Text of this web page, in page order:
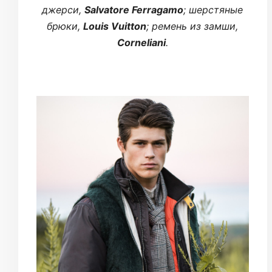
джерси,Salvatore Ferragamo; шерстяные
брюки,Louis Vuitton; ремень из замши,
Corneliani.